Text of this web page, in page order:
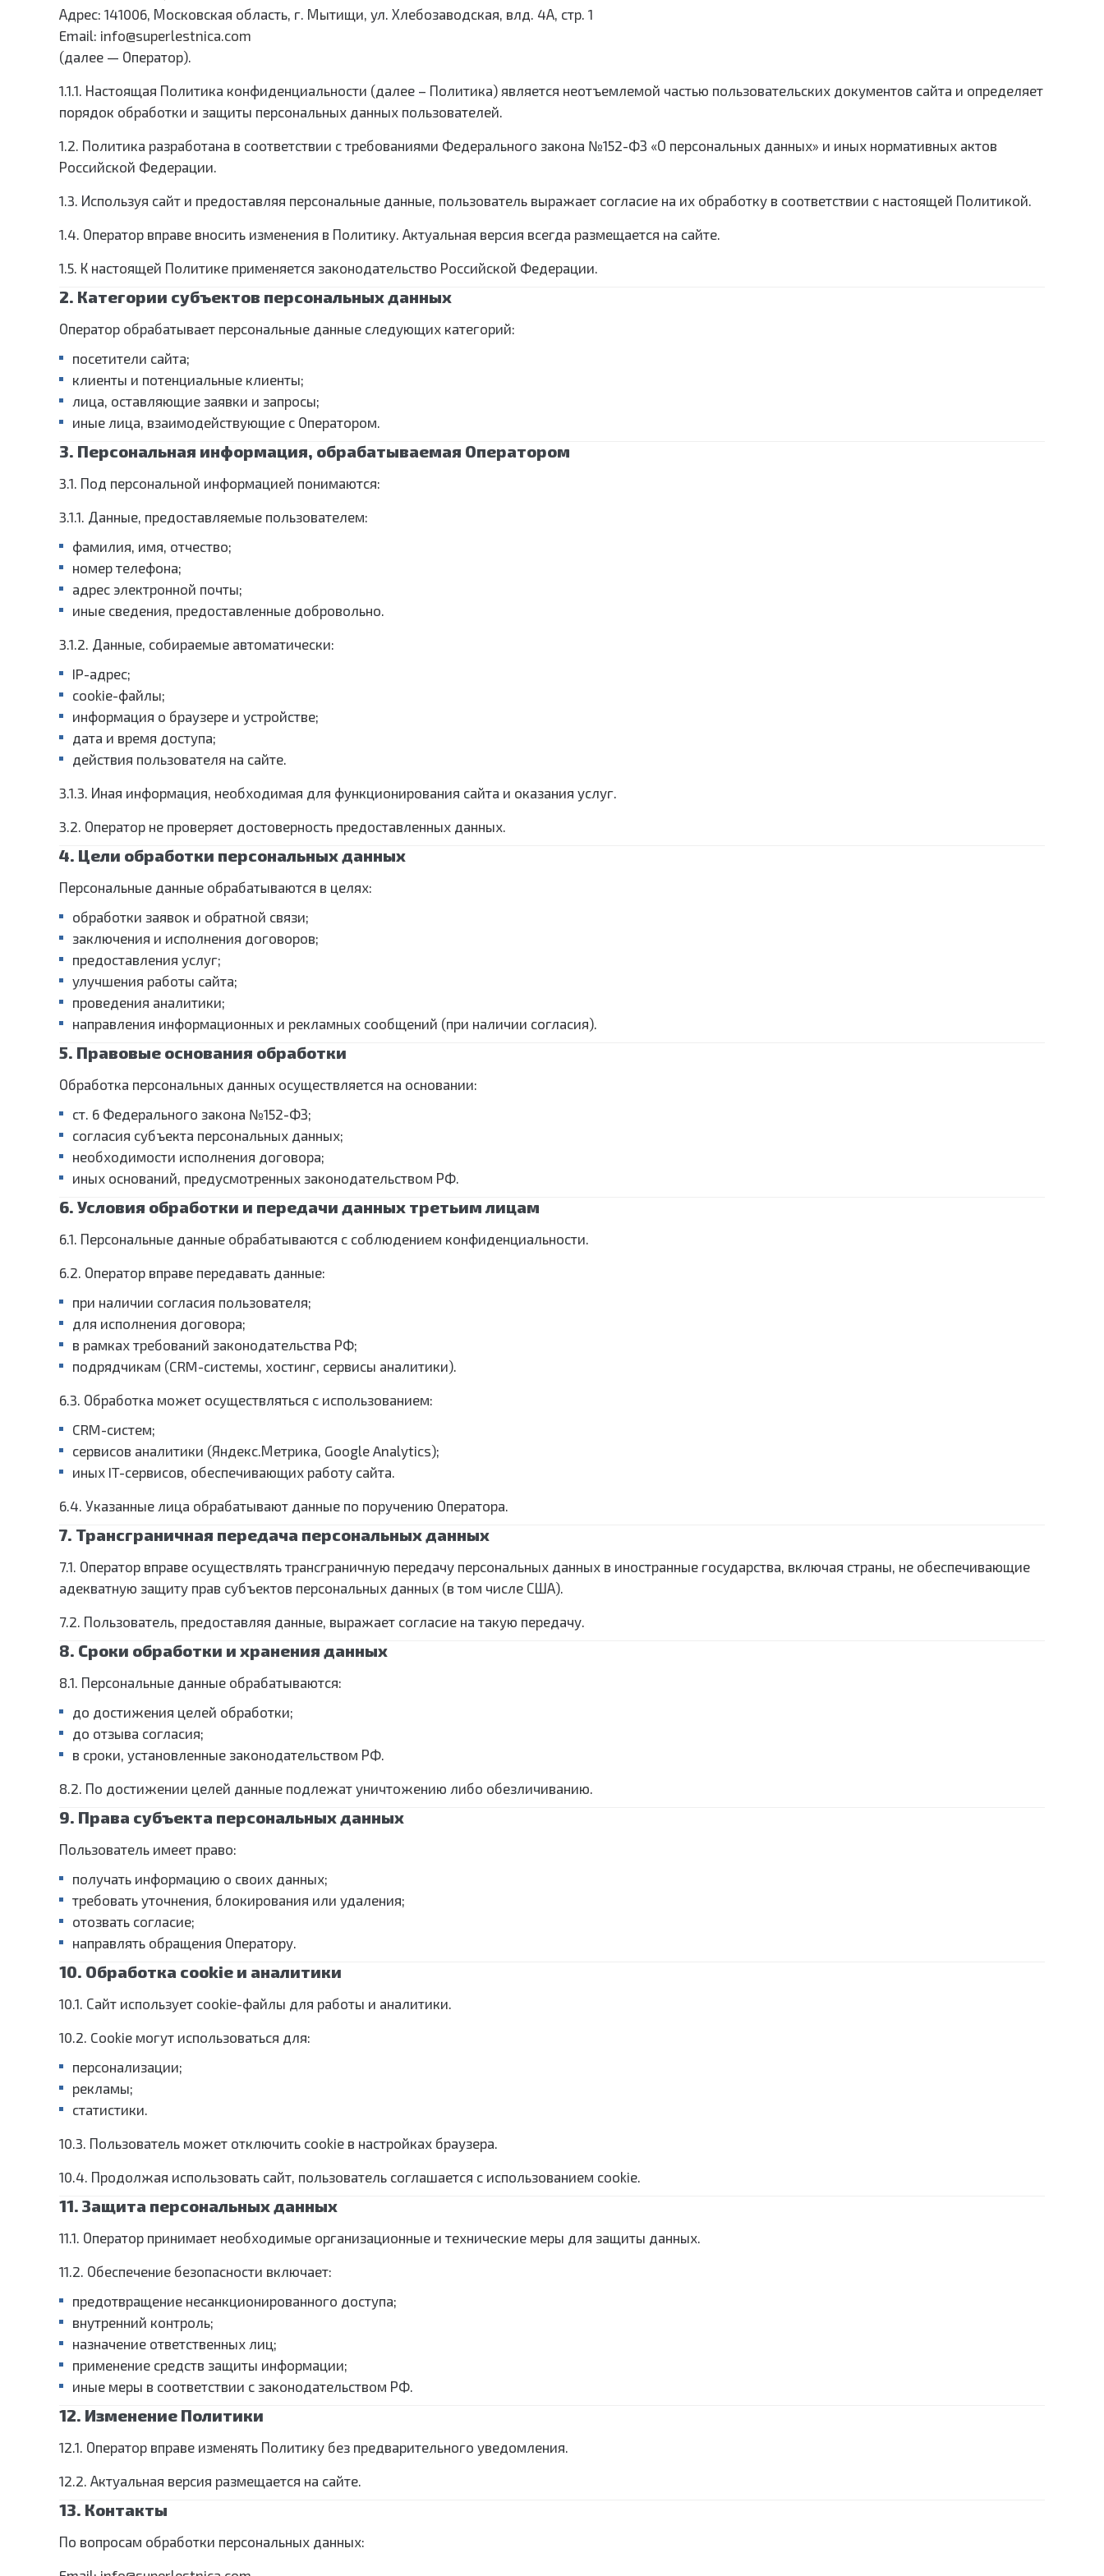
Адрес: 141006, Московская область, г. Мытищи, ул. Хлебозаводская, влд. 4А, стр. 1
Email: info@superlestnica.com
(далее — Оператор).
1.1.1. Настоящая Политика конфиденциальности (далее – Политика) является неотъемлемой частью пользовательских документов сайта и определяет
порядок обработки и защиты персональных данных пользователей.
1.2. Политика разработана в соответствии с требованиями Федерального закона №152-ФЗ «О персональных данных» и иных нормативных актов
Российской Федерации.
1.3. Используя сайт и предоставляя персональные данные, пользователь выражает согласие на их обработку в соответствии с настоящей Политикой.
1.4. Оператор вправе вносить изменения в Политику. Актуальная версия всегда размещается на сайте.
1.5. К настоящей Политике применяется законодательство Российской Федерации.
2. Категории субъектов персональных данных
Оператор обрабатывает персональные данные следующих категорий:
посетители сайта;
клиенты и потенциальные клиенты;
лица, оставляющие заявки и запросы;
иные лица, взаимодействующие с Оператором.
3. Персональная информация, обрабатываемая Оператором
3.1. Под персональной информацией понимаются:
3.1.1. Данные, предоставляемые пользователем:
фамилия, имя, отчество;
номер телефона;
адрес электронной почты;
иные сведения, предоставленные добровольно.
3.1.2. Данные, собираемые автоматически:
IP-адрес;
cookie-файлы;
информация о браузере и устройстве;
дата и время доступа;
действия пользователя на сайте.
3.1.3. Иная информация, необходимая для функционирования сайта и оказания услуг.
3.2. Оператор не проверяет достоверность предоставленных данных.
4. Цели обработки персональных данных
Персональные данные обрабатываются в целях:
обработки заявок и обратной связи;
заключения и исполнения договоров;
предоставления услуг;
улучшения работы сайта;
проведения аналитики;
направления информационных и рекламных сообщений (при наличии согласия).
5. Правовые основания обработки
Обработка персональных данных осуществляется на основании:
ст. 6 Федерального закона №152-ФЗ;
согласия субъекта персональных данных;
необходимости исполнения договора;
иных оснований, предусмотренных законодательством РФ.
6. Условия обработки и передачи данных третьим лицам
6.1. Персональные данные обрабатываются с соблюдением конфиденциальности.
6.2. Оператор вправе передавать данные:
при наличии согласия пользователя;
для исполнения договора;
в рамках требований законодательства РФ;
подрядчикам (CRM-системы, хостинг, сервисы аналитики).
6.3. Обработка может осуществляться с использованием:
CRM-систем;
сервисов аналитики (Яндекс.Метрика, Google Analytics);
иных IT-сервисов, обеспечивающих работу сайта.
6.4. Указанные лица обрабатывают данные по поручению Оператора.
7. Трансграничная передача персональных данных
7.1. Оператор вправе осуществлять трансграничную передачу персональных данных в иностранные государства, включая страны, не обеспечивающие
адекватную защиту прав субъектов персональных данных (в том числе США).
7.2. Пользователь, предоставляя данные, выражает согласие на такую передачу.
8. Сроки обработки и хранения данных
8.1. Персональные данные обрабатываются:
до достижения целей обработки;
до отзыва согласия;
в сроки, установленные законодательством РФ.
8.2. По достижении целей данные подлежат уничтожению либо обезличиванию.
9. Права субъекта персональных данных
Пользователь имеет право:
получать информацию о своих данных;
требовать уточнения, блокирования или удаления;
отозвать согласие;
направлять обращения Оператору.
10. Обработка cookie и аналитики
10.1. Сайт использует cookie-файлы для работы и аналитики.
10.2. Cookie могут использоваться для:
персонализации;
рекламы;
статистики.
10.3. Пользователь может отключить cookie в настройках браузера.
10.4. Продолжая использовать сайт, пользователь соглашается с использованием cookie.
11. Защита персональных данных
11.1. Оператор принимает необходимые организационные и технические меры для защиты данных.
11.2. Обеспечение безопасности включает:
предотвращение несанкционированного доступа;
внутренний контроль;
назначение ответственных лиц;
применение средств защиты информации;
иные меры в соответствии с законодательством РФ.
12. Изменение Политики
12.1. Оператор вправе изменять Политику без предварительного уведомления.
12.2. Актуальная версия размещается на сайте.
13. Контакты
По вопросам обработки персональных данных: